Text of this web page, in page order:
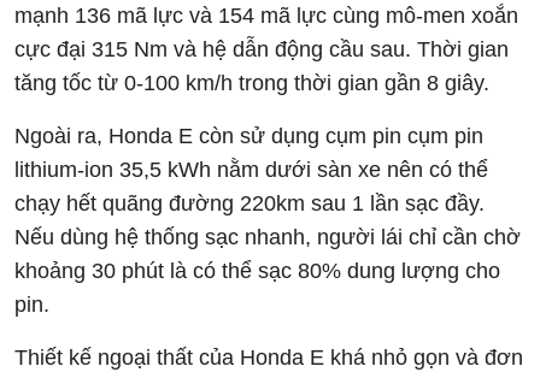
mạnh 136 mã lực và 154 mã lực cùng mô-men xoắn
cực đại 315 Nm và hệ dẫn động cầu sau. Thời gian
tăng tốc từ 0-100 km/h trong thời gian gần 8 giây.
Ngoài ra, Honda E còn sử dụng cụm pin cụm pin
lithium-ion 35,5 kWh nằm dưới sàn xe nên có thể
chạy hết quãng đường 220km sau 1 lần sạc đầy.
Nếu dùng hệ thống sạc nhanh, người lái chỉ cần chờ
khoảng 30 phút là có thể sạc 80% dung lượng cho
pin.
Thiết kế ngoại thất của Honda E khá nhỏ gọn và đơn